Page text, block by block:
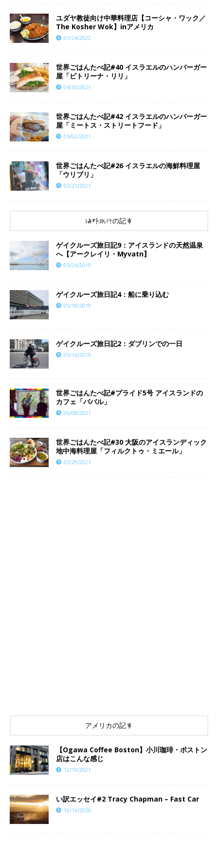
ユダヤ教徒向け中華料理店【コーシャ・ワック／
The Kosher Wok】inアメリカ
01/24/2022
世界ごはんたべ記#40 イスラエルのハンバーガー
屋「ビトリーナ・リリ」
04/30/2021
世界ごはんたべ記#42 イスラエルのハンバーガー
屋「ミートス・ストリートフード」
05/02/2021
世界ごはんたべ記#26 イスラエルの海鮮料理屋
「ウリブリ」
03/21/2021
海外旅行の記事
ゲイクルーズ旅日記9：アイスランドの天然温泉
へ【アークレイリ・Myvatn】
05/26/2019
ゲイクルーズ旅日記4：船に乗り込む
05/18/2019
ゲイクルーズ旅日記2：ダブリンでの一日
05/16/2019
世界ごはんたべ記#プライド5号 アイスランドの
カフェ「ババル」
06/08/2021
世界ごはんたべ記#30 大阪のアイスランディック
地中海料理屋「フィルクトゥ・ミエール」
03/29/2021
アメリカの記事
【Ogawa Coffee Boston】小川珈琲・ボストン
店はこんな感じ
12/19/2021
い訳エッセイ#2 Tracy Chapman – Fast Car
10/16/2020